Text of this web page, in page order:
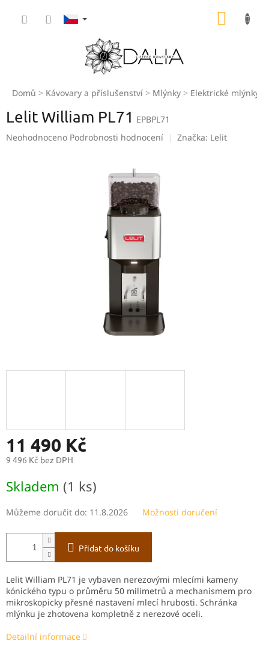
Domů Kávovary a příslušenství Mlýnky Elektrické mlýnky
Lelit William PL71 EPBPL71
Průměrné
Neohodnoceno Podrobnosti hodnocení Značka: Lelit
11 490 Kč
9 496 Kč bez DPH
cena:
Skladem (1 ks)
Můžeme doručit do: 11.8.2026 Možnosti doručení
Přidat do košíku
Lelit William PL71 je vybaven nerezovými mlecími kameny
kónického typu o průměru 50 milimetrů a mechanismem pro
mikroskopicky přesné nastavení mlecí hrubosti. Schránka
mlýnku je zhotovena kompletně z nerezové oceli.
Detailní informace